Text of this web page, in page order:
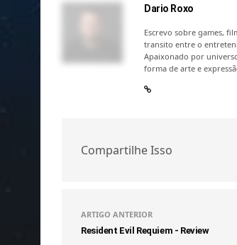
Dario Roxo
Escrevo sobre games,
transito entre o
Apaixonado por
forma de arte e
Compartilhe Isso
ARTIGO ANTERIOR
Resident Evil Requiem - Review